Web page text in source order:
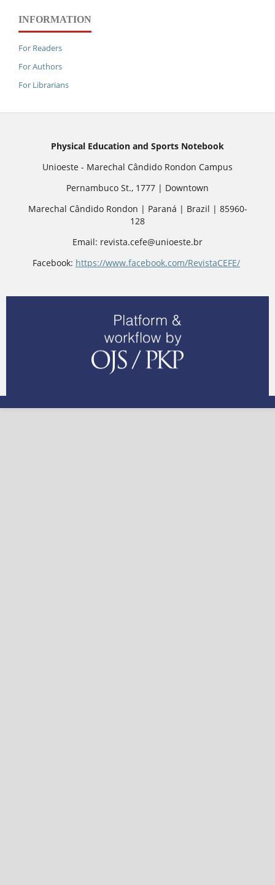
INFORMATION
For Readers
For Authors
For Librarians
Physical Education and Sports Notebook
Unioeste - Marechal Cândido Rondon Campus
Pernambuco St., 1777 | Downtown
Marechal Cândido Rondon | Paraná | Brazil | 85960-
128
Email: revista.cefe@unioeste.br
Facebook: https://www.facebook.com/RevistaCEFE/